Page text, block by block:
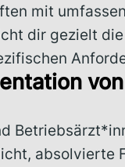
mit
dir gezielt
absolvierte